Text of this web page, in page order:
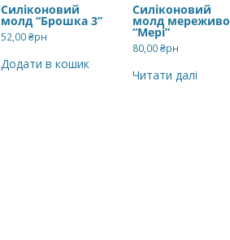
Силіконовий
молд “Брошка 3”
52,00₴рн
Додати в кошик
Силіконовий
молд мереживо
“Мері”
80,00₴рн
Читати далі